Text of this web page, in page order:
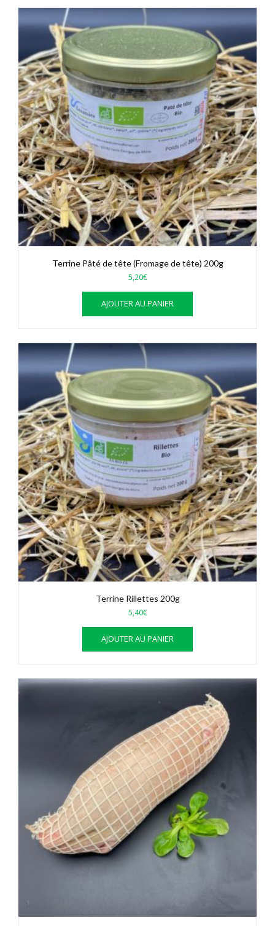
Terrine Pâté de tête (Fromage de tête) 200g
5,20€
AJOUTER AU PANIER
Terrine Rillettes 200g
5,40€
AJOUTER AU PANIER